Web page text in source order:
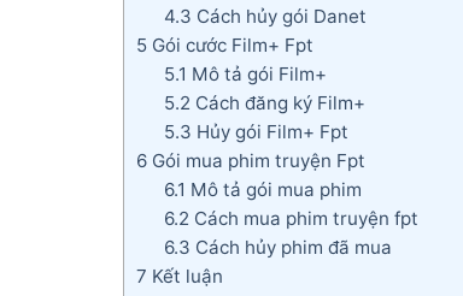
4.3 Cách hủy gói Danet
5 Gói cước Film+ Fpt
5.1 Mô tả gói Film+
5.2 Cách đăng ký Film+
5.3 Hủy gói Film+ Fpt
6 Gói mua phim truyện Fpt
6.1 Mô tả gói mua phim
6.2 Cách mua phim truyện fpt
6.3 Cách hủy phim đã mua
7 Kết luận